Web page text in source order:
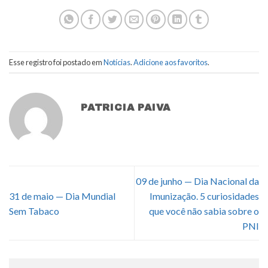
Esse registro foi postado emNotícias.Adicione aos favoritos.
PATRICIA PAIVA
31 de maio — Dia Mundial
Sem Tabaco
09 de junho — Dia Nacional da
Imunização. 5 curiosidades
que você não sabia sobre o
PNI